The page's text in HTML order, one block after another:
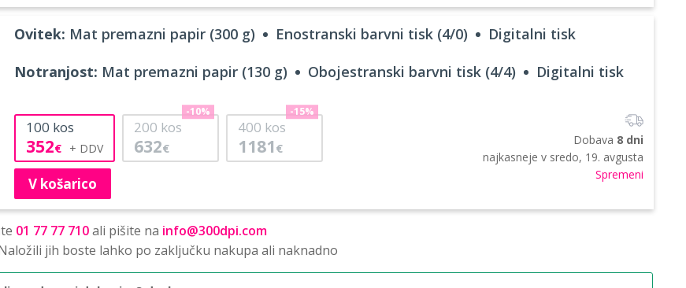
Ovitek: Mat premazni papir (300 g) Enostranski barvni tisk (4/0) Digitalni tisk
Notranjost: Mat premazni papir (130 g) Obojestranski barvni tisk (4/4) Digitalni tisk
100 kos
352€
200 kos
632€
-10%
400 kos
1181 €
-15%
V košarico
Dobava 8 dni
najkasneje v sredo, 19. avgusta
Spremeni
01 77 77 710ali pišite na info@300dpi.com
jih boste lahko po zaključku nakupa ali naknadno